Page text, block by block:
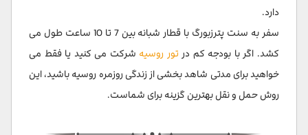
دارد.
سفر به سنت پترزبورگ با قطار شبانه بین 7 تا 10 ساعت طول می
کشد. اگر با بودجه کم در تور روسیه شرکت می کنید یا فقط می
خواهید برای مدتی شاهد بخشی از زندگی روزمره روسیه باشید، این
روش حمل و نقل بهترین گزینه برای شماست.